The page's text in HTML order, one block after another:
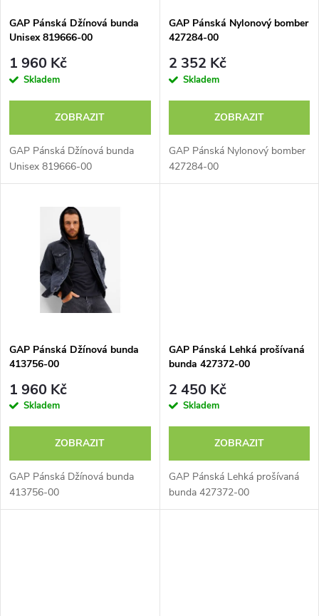
p
r
o
d
u
s
p
r
d
u
GAP Pánská Džínová bunda
Unisex 819666-00
1 960 Kč
Skladem
ZOBRAZIT
GAP Pánská Džínová bunda
Unisex 819666-00
GAP Pánská Nylonový bomber
427284-00
2 352 Kč
Skladem
ZOBRAZIT
GAP Pánská Nylonový bomber
427284-00
GAP Pánská Džínová bunda
413756-00
1 960 Kč
Skladem
ZOBRAZIT
GAP Pánská Džínová bunda
413756-00
GAP Pánská Lehká prošívaná
bunda 427372-00
2 450 Kč
Skladem
ZOBRAZIT
GAP Pánská Lehká prošívaná
bunda 427372-00